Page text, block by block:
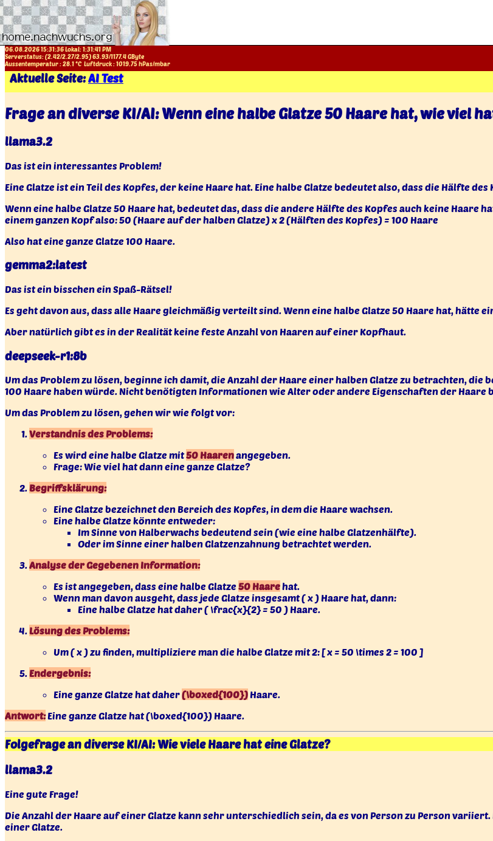
06.08.2026 15:31:36 Lokal:1:31:42 PM
Serverstatus: (2.42/2.27/2.95)63.93/1177.4GByte
Aussentemperatur :28.1°C Luftdruck :1019.75hPas/mbar
Aktuelle Seite:AI Test
Frage an diverse KI/AI: Wenn eine halbe Glatze 50 Haare hat, wie viel
llama3.2
Das ist ein interessantes Problem!
Eine Glatze ist ein Teil des Kopfes, der keine Haare hat. Eine halbe Glatze bedeutet also, dass die Hälfte
Wenn eine halbe Glatze 50 Haare hat, bedeutet das, dass die andere Hälfte des Kopfes auch keine Haare
einem ganzen Kopf also: 50 (Haare auf der halben Glatze) x 2 (Hälften des Kopfes) = 100 Haare
Also hat eine ganze Glatze 100 Haare.
gemma2:latest
Das ist ein bisschen ein Spaß-Rätsel!
Es geht davon aus, dass alle Haare gleichmäßig verteilt sind. Wenn eine halbe Glatze 50 Haare hat, hätte
Aber natürlich gibt es in der Realität keine feste Anzahl von Haaren auf einer Kopfhaut.
deepseek-r1:8b
Um das Problem zu lösen, beginne ich damit, die Anzahl der Haare einer halben Glatze zu betrachten, die
100 Haare haben würde. Nicht benötigten Informationen wie Alter oder andere Eigenschaften der
Um das Problem zu lösen, gehen wir wie folgt vor:
Verstandnis des Problems:
Es wird eine halbe Glatze mit50 Haarenangegeben.
Frage: Wie viel hat dann eine ganze Glatze?
Begriffsklärung:
Eine Glatze bezeichnet den Bereich des Kopfes, in dem die Haare wachsen.
Eine halbe Glatze könnte entweder:
Im Sinne von Halberwachs bedeutend sein (wie eine halbe Glatzenhälfte).
Oder im Sinne einer halben Glatzenzahnung betrachtet werden.
Analyse der Gegebenen Information:
Es ist angegeben, dass eine halbe Glatze50 Haarehat.
Wenn man davon ausgeht, dass jede Glatze insgesamt ( x ) Haare hat, dann:
Eine halbe Glatze hat daher ( \frac{x}{2} = 50 ) Haare.
Lösung des Problems:
Um ( x ) zu finden, multipliziere man die halbe Glatze mit 2: [ x = 50 \times 2 = 100 ]
Endergebnis:
Eine ganze Glatze hat daher(\boxed{100})Haare.
Antwort:Eine ganze Glatze hat (\boxed{100}) Haare.
Folgefrage an diverse KI/AI: Wie viele Haare hat eine Glatze?
llama3.2
Eine gute Frage!
Die Anzahl der Haare auf einer Glatze kann sehr unterschiedlich sein, da es von Person zu Person
einer Glatze.